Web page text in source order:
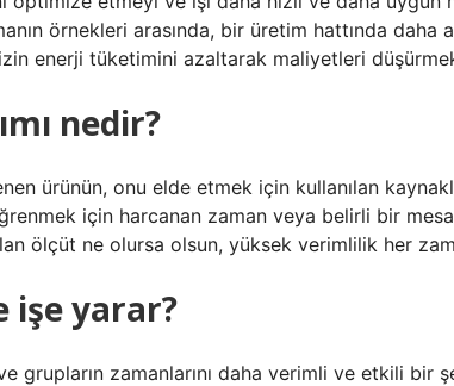
örnekleri arasında, bir üretim hattında
enerji tüketimini azaltarak maliyetleri
nedir?
ürünün, onu elde etmek için kullanılan
için harcanan zaman veya belirli bir
ölçüt ne olursa olsun, yüksek verimlilik her
işe yarar?
grupların zamanlarını daha verimli ve etkili bir